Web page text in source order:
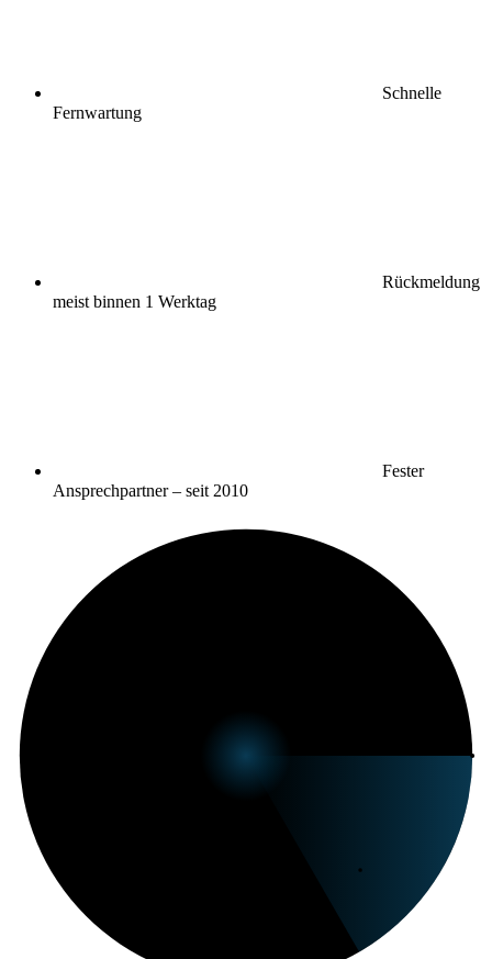
Schnelle
Fernwartung
Rückmeldung
meist binnen 1 Werktag
Fester
Ansprechpartner – seit 2010